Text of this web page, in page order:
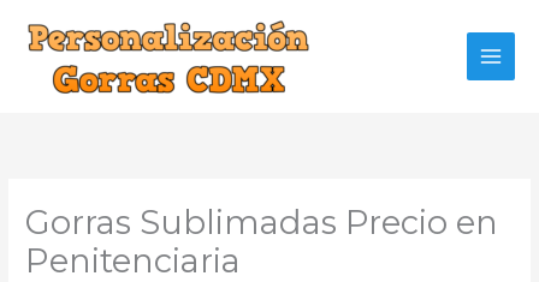
contenido
Gorras Sublimadas Precio en
Penitenciaria